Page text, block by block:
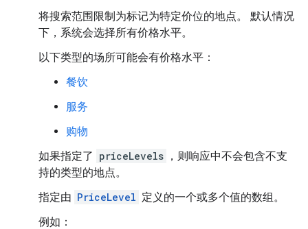
将搜索范围限制为标记为特定价位的地点。 默认情况
下，系统会选择所有价格水平。
以下类型的场所可能会有价格水平：
餐饮
服务
购物
如果指定了 priceLevels ，则响应中不会包含不支
持的类型的地点。
指定由 PriceLevel 定义的一个或多个值的数组。
例如：